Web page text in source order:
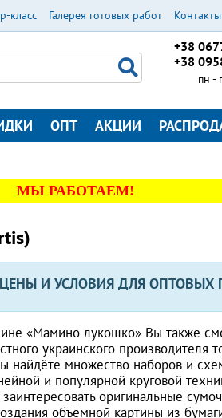
класс Галерея готовых работ Контакты
+38
+38
пн -
ОПТ АКЦИИ
МЫ РАБОТАЕМ!
ЦЕНЫ И УСЛОВИЯ ДЛЯ ОПТОВЫХ
«Мамино лукошко» Вы также
украинского производителя
найдёте множество наборов и
и популярной круговой
оригинальные
объёмной картины из